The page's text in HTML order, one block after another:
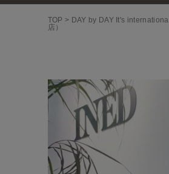
TOP DAY by DAY It's international
店）